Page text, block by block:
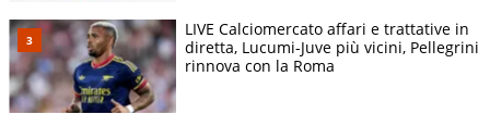
LIVE Calciomercato affari e trattative in
diretta, Lucumi-Juve più vicini, Pellegrini
rinnova con la Roma